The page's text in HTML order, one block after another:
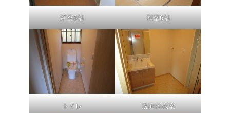
洋室6帖 和室6帖
トイレ 洗面脱衣室